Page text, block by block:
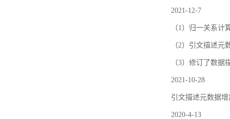
2021-12-7
（1）归一关系
（2）引文描述元
（3）修订了数据
2021-10-28
引文描述元数据增
2020-4-13